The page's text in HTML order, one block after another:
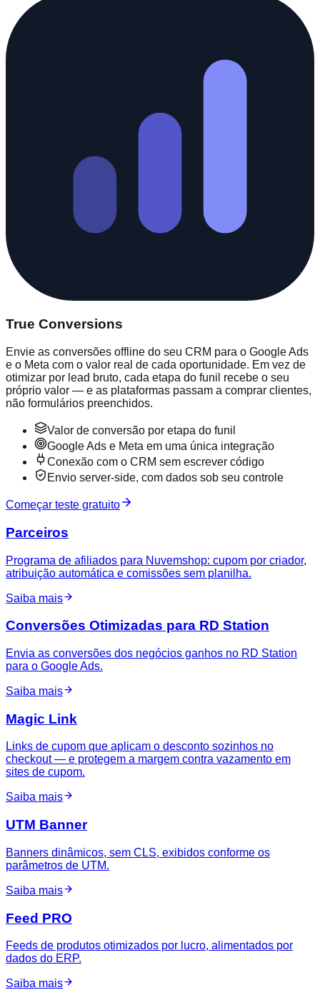
True Conversions
Envie as conversões offline do seu CRM para o Google Ads
e o Meta com o valor real de cada oportunidade. Em vez de
otimizar por lead bruto, cada etapa do funil recebe o seu
próprio valor — e as plataformas passam a comprar clientes,
não formulários preenchidos.
Valor de conversão por etapa do funil
Google Ads e Meta em uma única integração
Conexão com o CRM sem escrever código
Envio server-side, com dados sob seu controle
Começar teste gratuito
Parceiros
Programa de afiliados para Nuvemshop: cupom por criador,
atribuição automática e comissões sem planilha.
Saiba mais
Conversões Otimizadas para RD Station
Envia as conversões dos negócios ganhos no RD Station
para o Google Ads.
Saiba mais
Magic Link
Links de cupom que aplicam o desconto sozinhos no
checkout — e protegem a margem contra vazamento em
sites de cupom.
Saiba mais
UTM Banner
Banners dinâmicos, sem CLS, exibidos conforme os
parâmetros de UTM.
Saiba mais
Feed PRO
Feeds de produtos otimizados por lucro, alimentados por
dados do ERP.
Saiba mais